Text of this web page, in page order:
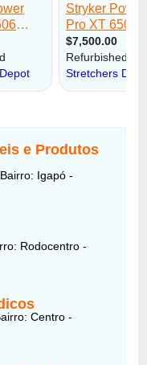
e Produtos
Igapó -
Rodocentro -
Centro -